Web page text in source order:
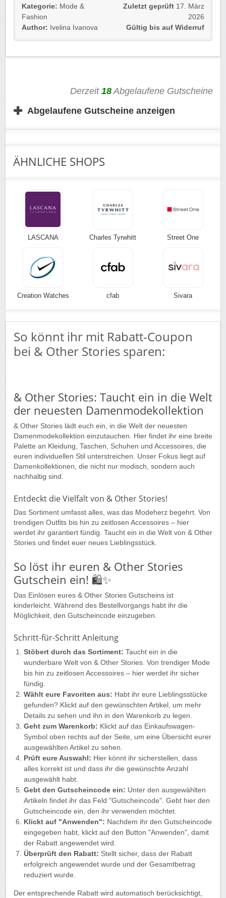
Einfach dem Link folgen und sparen.
Gültig für Neu- und Bestandskunden.
Viel Spaß beim Shoppen!
Kategorie: Mode &
Fashion
Author: Ivelina Ivanova
Zuletzt geprüft 17. März
2026
Gültig bis auf Widerruf
Derzeit 18 Abgelaufene Gutscheine
✚ Abgelaufene Gutscheine anzeigen
ÄHNLICHE SHOPS
LASCANA Charles Tyrwhitt Street One
Creation Watches cfab Sivara
So könnt ihr mit Rabatt-Coupon
bei & Other Stories sparen:
& Other Stories: Taucht ein in die Welt
der neuesten Damenmodekollektion
& Other Stories lädt euch ein, in die Welt der neuesten
Damenmodekollektion einzutauchen. Hier findet ihr eine breite
Palette an Kleidung, Taschen, Schuhen und Accessoires, die
euren individuellen Stil unterstreichen. Unser Fokus liegt auf
Damenkollektionen, die nicht nur modisch, sondern auch
nachhaltig sind.
Entdeckt die Vielfalt von & Other Stories!
Das Sortiment umfasst alles, was das Modeherz begehrt. Von
trendigen Outfits bis hin zu zeitlosen Accessoires – hier
werdet ihr garantiert fündig. Taucht ein in die Welt von & Other
Stories und findet euer neues Lieblingsstück.
So löst ihr euren & Other Stories
Gutschein ein! 🛍️✨
Das Einlösen eures & Other Stories Gutscheins ist
kinderleicht. Während des Bestellvorgangs habt ihr die
Möglichkeit, den Gutscheincode einzugeben.
Schritt-für-Schritt Anleitung
Stöbert durch das Sortiment: Taucht ein in die
wunderbare Welt von & Other Stories. Von trendiger Mode
bis hin zu zeitlosen Accessoires – hier werdet ihr sicher
fündig.
Wählt eure Favoriten aus: Habt ihr eure Lieblingsstücke
gefunden? Klickt auf den gewünschten Artikel, um mehr
Details zu sehen und ihn in den Warenkorb zu legen.
Geht zum Warenkorb: Klickt auf das Einkaufswagen-
Symbol oben rechts auf der Seite, um eine Übersicht eurer
ausgewählten Artikel zu sehen.
Prüft eure Auswahl: Hier könnt ihr sicherstellen, dass
alles korrekt ist und dass ihr die gewünschte Anzahl
ausgewählt habt.
Gebt den Gutscheincode ein: Unter den ausgewählten
Artikeln findet ihr das Feld "Gutscheincode". Gebt hier den
Gutscheincode ein, den ihr verwenden möchtet.
Klickt auf "Anwenden": Nachdem ihr den Gutscheincode
eingegeben habt, klickt auf den Button "Anwenden", damit
der Rabatt angewendet wird.
Überprüft den Rabatt: Stellt sicher, dass der Rabatt
erfolgreich angewendet wurde und der Gesamtbetrag
reduziert wurde.
Der entsprechende Rabatt wird automatisch berücksichtigt,